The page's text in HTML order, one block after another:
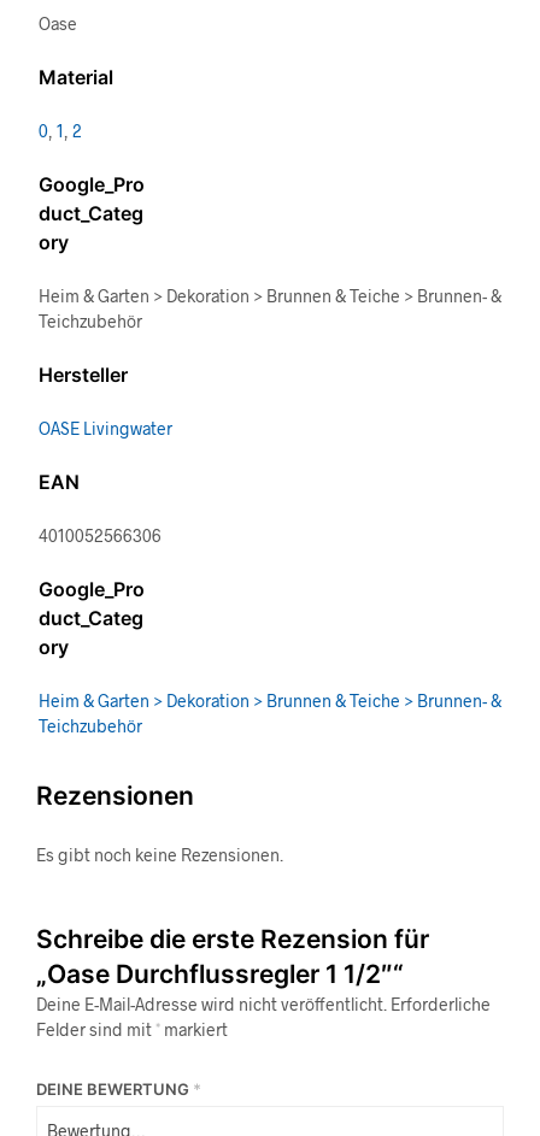
Oase
Material
0 1 2
Google_Pro
duct_Categ
ory
Heim & Garten > Dekoration > Brunnen & Teiche > Brunnen- &
Teichzubehör
Hersteller
OASE Livingwater
EAN
4010052566306
Google_Pro
duct_Categ
ory
Heim & Garten > Dekoration > Brunnen & Teiche > Brunnen- &
Teichzubehör
Rezensionen
Es gibt noch keine Rezensionen.
Schreibe die erste Rezension für
„Oase Durchflussregler 1 1/2″“
Deine E-Mail-Adresse wird nicht veröffentlicht. Erforderliche
Felder sind mit * markiert
DEINE BEWERTUNG *